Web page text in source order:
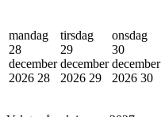
mandag
28
december
2026 28
tirsdag
29
december
2026 29
onsdag
30
december
2026 30